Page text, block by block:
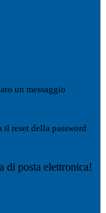
un messaggio
il reset della password
di posta elettronica!